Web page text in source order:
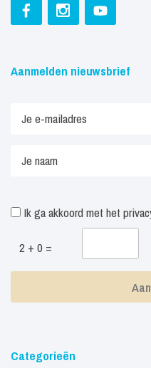
Aanmelden nieuwsbrief
Ik ga akkoord met het
2 + 0 =
Categorieën